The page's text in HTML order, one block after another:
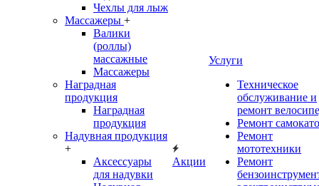
Чехлы для лыж
Массажеры +
Валики
(роллы)
массажные
Массажеры
Наградная
продукция
Наградная
продукция
Надувная продукция
+
Аксессуары
для надувки
Акции
Услуги
Техническое
обслуживание и
ремонт
Ремонт
Ремонт
мототехники
Ремонт